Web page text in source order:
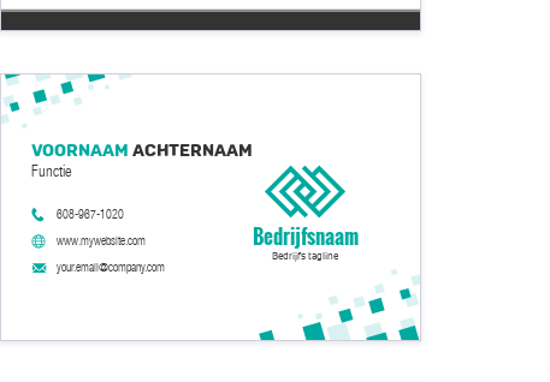
www.mywebsite.com
your.email@company.com
Functie
608-967-1020
Voornaam Achternaam
Bedrijfsnaam
Bedrijfs tagline